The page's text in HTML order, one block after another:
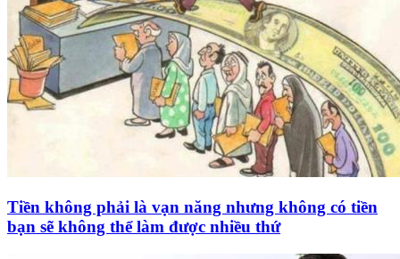
Tiền không phải là vạn năng nhưng không có tiền
bạn sẽ không thể làm được nhiều thứ